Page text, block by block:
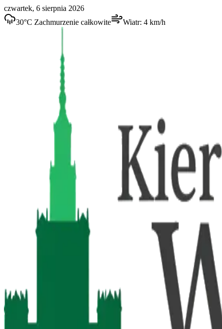
czwartek, 6 sierpnia 2026
30°C Zachmurzenie całkowite Wiatr: 4 km/h